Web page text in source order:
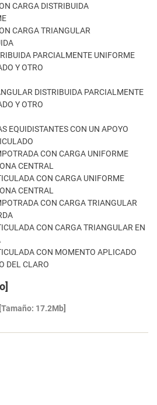
CARGA DISTRIBUIDA
CARGA TRIANGULAR
PARCIALMENTE UNIFORME
Y OTRO
DISTRIBUIDA PARCIALMENTE
Y OTRO
EQUIDISTANTES CON UN APOYO
CON CARGA UNIFORME
CENTRAL
CON CARGA UNIFORME
CENTRAL
CON CARGA TRIANGULAR
CON CARGA TRIANGULAR EN
CON MOMENTO APLICADO
DEL CLARO
[Tamaño: 17.2Mb]